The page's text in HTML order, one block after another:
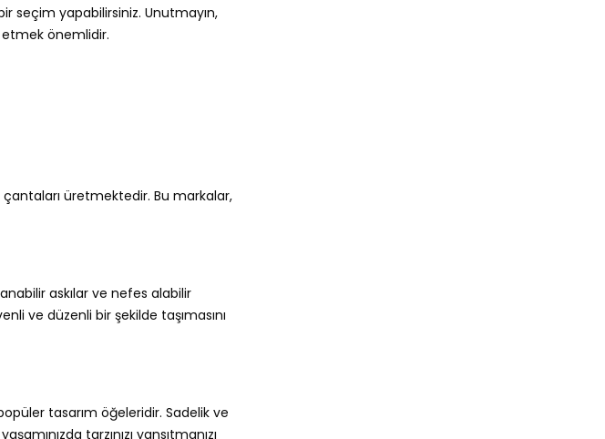
seçim yapabilirsiniz. Unutmayın,
etmek önemlidir.
çantaları üretmektedir. Bu markalar,
askılar ve nefes alabilir
ve düzenli bir şekilde taşımasını
tasarım öğeleridir. Sadelik ve
tarzınızı yansıtmanızı